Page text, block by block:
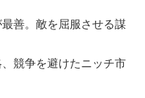
善。敵を屈服させる謀
競争を避けたニッチ市